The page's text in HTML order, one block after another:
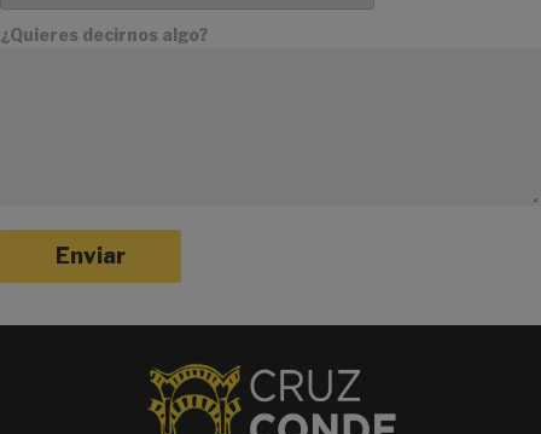
¿Quieres decirnos algo?
l